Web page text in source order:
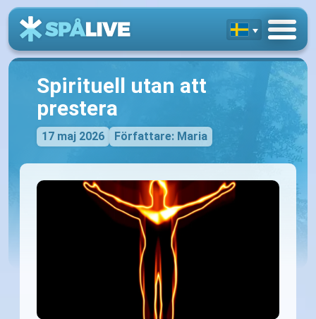
Spirituell utan att
prestera
17 maj 2026 Författare: Maria